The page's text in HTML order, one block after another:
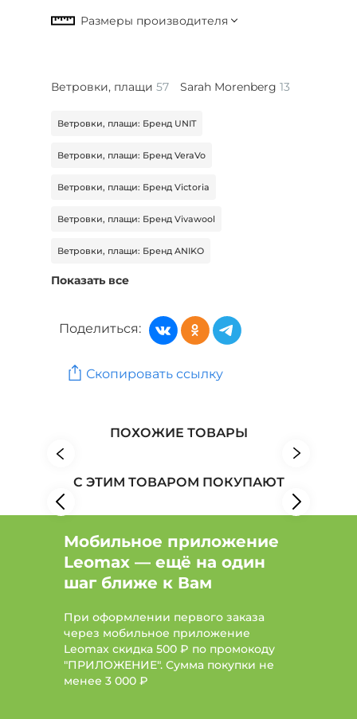
Ветровки, плащи 57 Sarah Morenberg 13
Ветровки, плащи: Бренд UNIT
Ветровки, плащи: Бренд VeraVo
Ветровки, плащи: Бренд Victoria
Ветровки, плащи: Бренд Vivawool
Ветровки, плащи: Бренд ANIKO
Ветровки, плащи: Бренд ARTESSA
Ветровки, плащи: Бренд Edsel Krause
Женская одежда: Бренд Claudio Canzian
Женская одежда: Бренд Доминика Росси
Показать все
Поделиться:
Скопировать ссылку
ПОХОЖИЕ ТОВАРЫ
С ЭТИМ ТОВАРОМ ПОКУПАЮТ
Мобильное приложение
Leomax — ещё на один
шаг ближе к Вам
При оформлении первого заказа
через мобильное приложение
Leomax скидка 500 ₽ по промокоду
"ПРИЛОЖЕНИЕ". Сумма покупки не
менее 3 000 ₽